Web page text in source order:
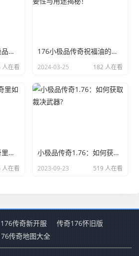
玩家如何应对176小极品传奇装备盗窃风险？
人在看
176小极品传奇祝福油的重要性与用途揭秘！
2024-03-25 182 人在看
战士在176小极品传奇里如何提升练级速度？
人在看
小极品传奇1.76：如何获取裁决武器?
2023-09-23 519 人在看
176传奇新开服
传奇176怀旧版
传奇地图大全